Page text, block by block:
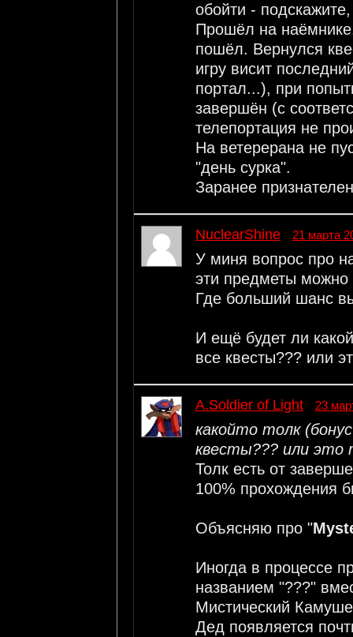
обойти -
Прошёл на
пошёл. Вернулся
игру висит
портал...), при
завершён (с
телепортация не
На ветерерана не
"день сурка".
Заранее
NuclearShine 21 марта
У миня вопрос про
эти предметы можно
Где больший шанс
И ещё будет ли
все квесты??? или
A.Soldier of Light 23
какойто толк
квесты??? или это
Толк есть от
100% прохождения
Объясняю про "
Иногда в процессе
названием "???"
Мистический
Дед появляется